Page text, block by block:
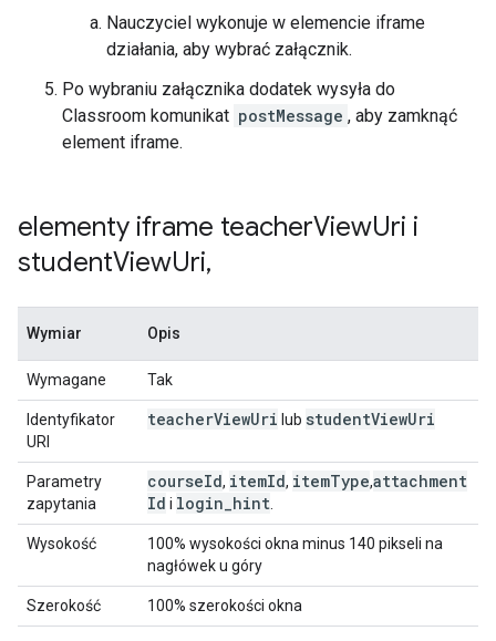
Nauczyciel wykonuje w elemencie iframe
działania, aby wybrać załącznik.
Po wybraniu załącznika dodatek wysyła do
Classroom komunikat postMessage , aby zamknąć
element iframe.
elementy iframe teacherViewUri i
studentViewUri,
Wymiar Opis
Wymagane Tak
Identyfikator
URI
teacherViewUri lub studentViewUri
Parametry
zapytania
courseId, itemId, itemType,attachment
Id i login hint
Wysokość
100% wysokości okna minus 140 pikseli na
nagłówek u góry
Szerokość 100% szerokości okna